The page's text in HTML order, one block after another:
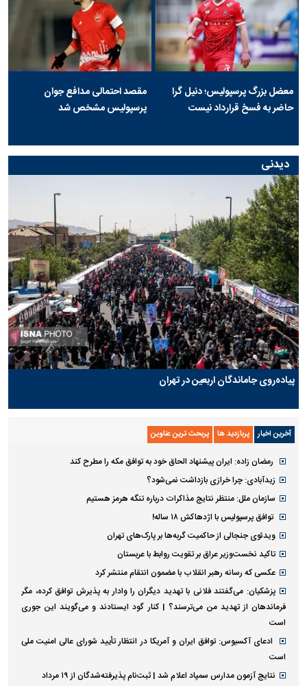
معضل بزرگ پرسپولیس؛ دنیل گرا
حاضر به فسخ قرارداد نیست
مقصد احتمالی مدافع جوان
پرسپولیس مشخص شد
دیدنی
پیاده‌روی جاماندگان اربعین در تهران
آخرین اخبار پربازدید ها پربحث ترین عناوین
رمضان زاده: ایران پیشنهاد الحاق خود به توافق مکه را مطرح کند
زیدآبادی: چرا خرازی بازداشت نمی‌شود؟
سازمان ملل: منتظر نتایج مذاکرات درباره تنگه هرمز هستیم
توافق پرسپولیس با اژدهاکش ۱۸ ساله!
ویدئوی جنجالی از حاکمیت گربه‌ها بر پارک‌های تهران
تاکید نخست‌وزیر عراق بر تقویت روابط با عربستان
عکسی که رسانه رهبر انقلاب با مضمون انتقام منتشر کرد
پزشکیان: می‌گفتند فلانی با تهدید دیگران را وادار به پذیرش توافق کرده، مگر
فرماندهان از تهدید من می‌ترسند؟ | کنار گود ایستادند و می‌گویند این جوری
است
ادعای آکسیوس: توافق ایران و آمریکا در انتظار تأیید شورای عالی امنیت ملی
است
نتایج آزمون مدارس سمپاد اعلام شد | ثبت‌نام پذیرفته‌شدگان از ۱۹ مرداد